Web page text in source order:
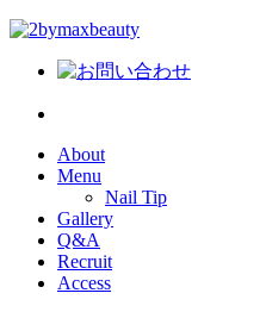
About
Menu
Nail Tip
Gallery
Q&A
Recruit
Access